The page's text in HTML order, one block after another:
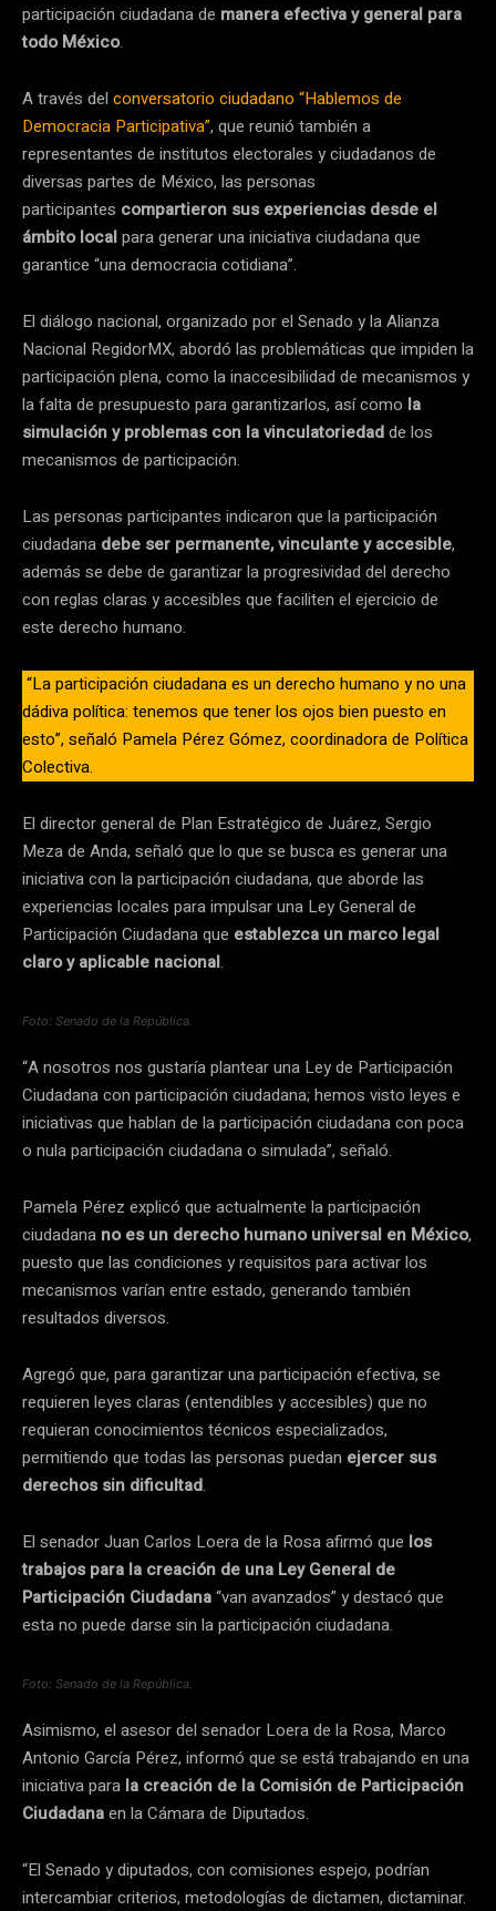
participación ciudadana de manera efectiva y general para
todo México.
A través del conversatorio ciudadano “Hablemos de
Democracia Participativa”, que reunió también a
representantes de institutos electorales y ciudadanos de
diversas partes de México, las personas
participantes compartieron sus experiencias desde el
ámbito localpara generar una iniciativa ciudadana que
garantice “una democracia cotidiana”.
El diálogo nacional, organizado por el Senado y la Alianza
Nacional RegidorMX, abordó las problemáticas que impiden la
participación plena, como la inaccesibilidad de mecanismos y
la falta de presupuesto para garantizarlos, así como la
simulación y problemas con la vinculatoriedadde los
mecanismos de participación.
Las personas participantes indicaron que la participación
ciudadana debe ser permanente, vinculante y accesible,
además se debe de garantizar la progresividad del derecho
con reglas claras y accesibles que faciliten el ejercicio de
este derecho humano.
“La participación ciudadana es un derecho humano y no una
dádiva política: tenemos que tener los ojos bien puesto en
esto”, señaló Pamela Pérez Gómez, coordinadora de Política
Colectiva.
El director general de Plan Estratégico de Juárez, Sergio
Meza de Anda, señaló que lo que se busca es generar una
iniciativa con la participación ciudadana, que aborde las
experiencias locales para impulsar una Ley General de
Participación Ciudadana que establezca un marco legal
claro y aplicable nacional.
Foto: Senado de la República.
“A nosotros nos gustaría plantear una Ley de Participación
Ciudadana con participación ciudadana; hemos visto leyes e
iniciativas que hablan de la participación ciudadana con poca
o nula participación ciudadana o simulada”, señaló.
Pamela Pérez explicó que actualmente la participación
ciudadana no es un derecho humano universal en México,
puesto que las condiciones y requisitos para activar los
mecanismos varían entre estado, generando también
resultados diversos.
Agregó que, para garantizar una participación efectiva, se
requieren leyes claras (entendibles y accesibles) que no
requieran conocimientos técnicos especializados,
permitiendo que todas las personas puedan ejercer sus
derechos sin dificultad.
El senador Juan Carlos Loera de la Rosa afirmó que los
trabajos para la creación de una Ley General de
Participación Ciudadana“van avanzados” y destacó que
esta no puede darse sin la participación ciudadana.
Foto: Senado de la República.
Asimismo, el asesor del senador Loera de la Rosa, Marco
Antonio García Pérez, informó que se está trabajando en una
iniciativa para la creación de la Comisión de Participación
Ciudadanaen la Cámara de Diputados.
“El Senado y diputados, con comisiones espejo, podrían
intercambiar criterios, metodologías de dictamen, dictaminar.